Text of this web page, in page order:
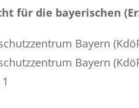
für die bayerischen
Bayern
Bayern